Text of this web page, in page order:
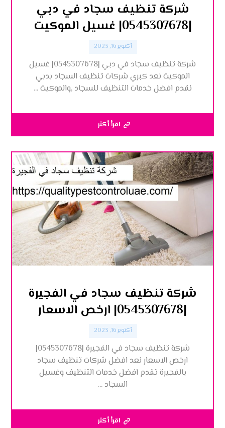
شركة تنظيف سجاد في دبي
|0545307678| غسيل الموكيت
أكتوبر 16, 2023
شركة تنظيف سجاد في دبي |0545307678| غسيل
الموكيت نعد كبري شركات تنظيف السجاد بدبي
نقدم افضل خدمات التنظيف للسجاد ,والموكيت ...
اقرأ أكثر
شركة تنظيف سجاد في الفجيرة
|0545307678| ارخص الاسعار
أكتوبر 16, 2023
شركة تنظيف سجاد في الفجيرة |0545307678|
ارخص الاسعار نعد افضل شركات تنظيف سجاد
بالفجيرة تقدم افضل خدمات التنظيف وغسيل
السجاد ...
اقرأ أكثر